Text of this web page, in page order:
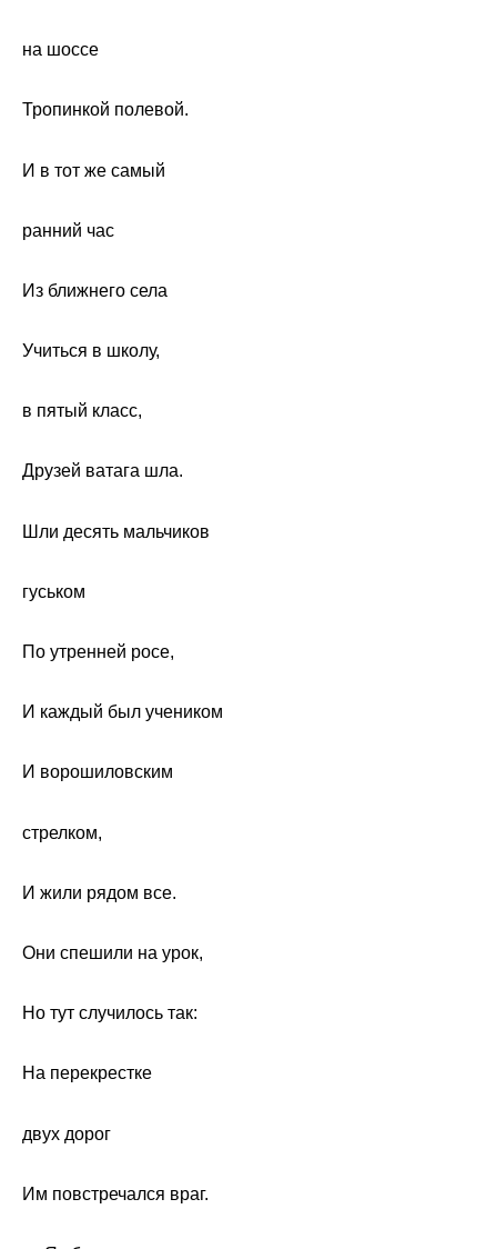
на шоссе
Тропинкой полевой.
И в тот же самый
ранний час
Из ближнего села
Учиться в школу,
в пятый класс,
Друзей ватага шла.
Шли десять мальчиков
гуськом
По утренней росе,
И каждый был учеником
И ворошиловским
стрелком,
И жили рядом все.
Они спешили на урок,
Но тут случилось так:
На перекрестке
двух дорог
Им повстречался враг.